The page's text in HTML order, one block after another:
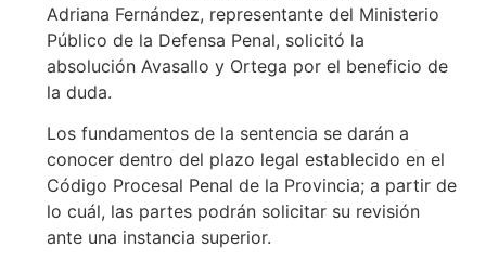
Adriana Fernández, representante del Ministerio
Público de la Defensa Penal, solicitó la
absolución Avasallo y Ortega por el beneficio de
la duda.
Los fundamentos de la sentencia se darán a
conocer dentro del plazo legal establecido en el
Código Procesal Penal de la Provincia; a partir de
lo cuál, las partes podrán solicitar su revisión
ante una instancia superior.